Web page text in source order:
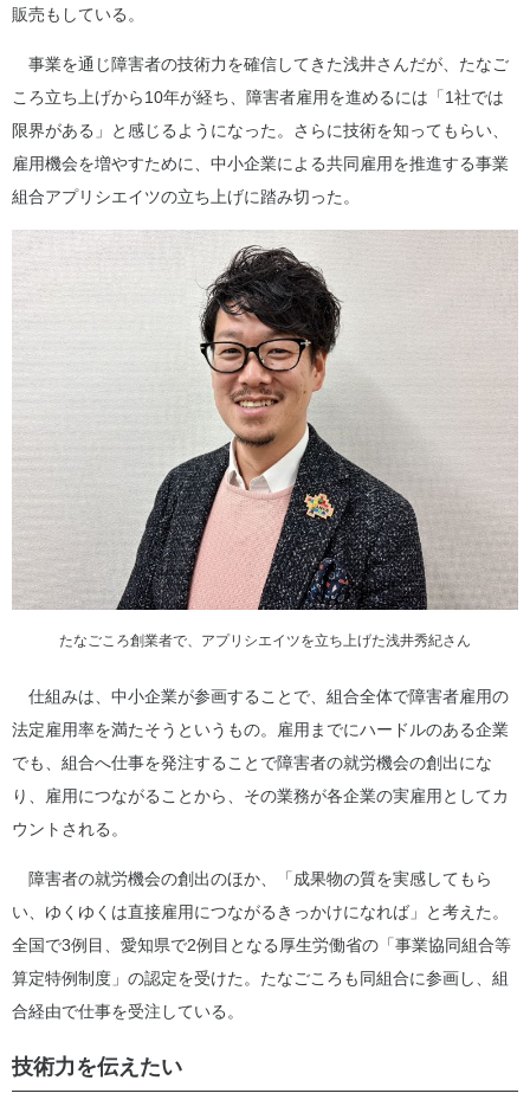
販売もしている。
事業を通じ障害者の技術力を確信してきた浅井さんだが、たなご
ころ立ち上げから10年が経ち、障害者雇用を進めるには「1社では
限界がある」と感じるようになった。さらに技術を知ってもらい、
雇用機会を増やすために、中小企業による共同雇用を推進する事業
組合アプリシエイツの立ち上げに踏み切った。
たなごころ創業者で、アプリシエイツを立ち上げた浅井秀紀さん
仕組みは、中小企業が参画することで、組合全体で障害者雇用の
法定雇用率を満たそうというもの。雇用までにハードルのある企業
でも、組合へ仕事を発注することで障害者の就労機会の創出にな
り、雇用につながることから、その業務が各企業の実雇用としてカ
ウントされる。
障害者の就労機会の創出のほか、「成果物の質を実感してもら
い、ゆくゆくは直接雇用につながるきっかけになれば」と考えた。
全国で3例目、愛知県で2例目となる厚生労働省の「事業協同組合等
算定特例制度」の認定を受けた。たなごころも同組合に参画し、組
合経由で仕事を受注している。
技術力を伝えたい